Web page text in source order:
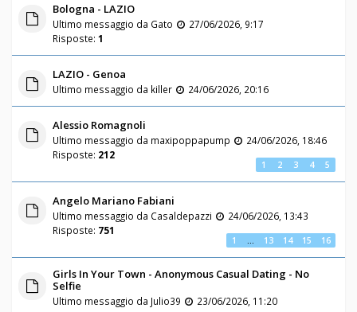
Bologna - LAZIO
Ultimo messaggio da Gato
27/06/2026, 9:17
Risposte: 1
LAZIO - Genoa
Ultimo messaggio da killer 24/06/2026, 20:16
Alessio Romagnoli
Ultimo messaggio da maxipoppapump
24/06/2026, 18:46
Risposte: 212
1 2 3 4 5
Angelo Mariano Fabiani
Ultimo messaggio da Casaldepazzi
24/06/2026, 13:43
Risposte: 751
1 13 14 15 16
Girls In Your Town - Anonymous Casual Dating - No
Selfie
Ultimo messaggio da Julio39 23/06/2026, 11:20